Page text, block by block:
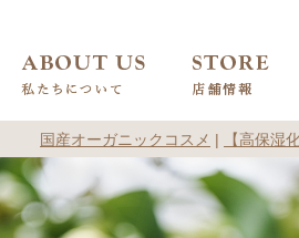
国産オーガニックコスメ | 【高保湿